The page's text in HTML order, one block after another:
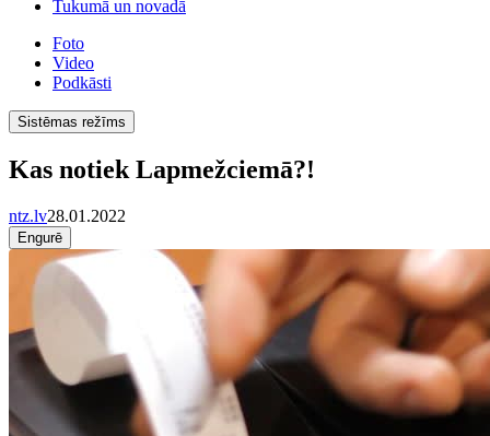
Tukumā un novadā
Foto
Video
Podkāsti
Sistēmas režīms
Kas notiek Lapmežciemā?!
ntz.lv28.01.2022
Engurē